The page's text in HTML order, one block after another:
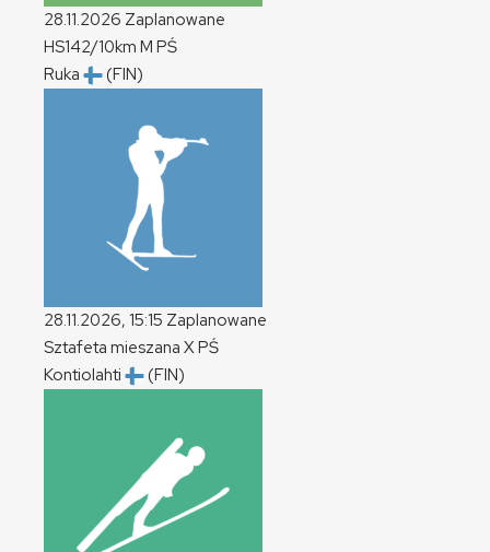
28.11.2026 Zaplanowane
HS142/10km M PŚ
Ruka
(FIN)
28.11.2026, 15:15 Zaplanowane
Sztafeta mieszana XPŚ
Kontiolahti
(FIN)